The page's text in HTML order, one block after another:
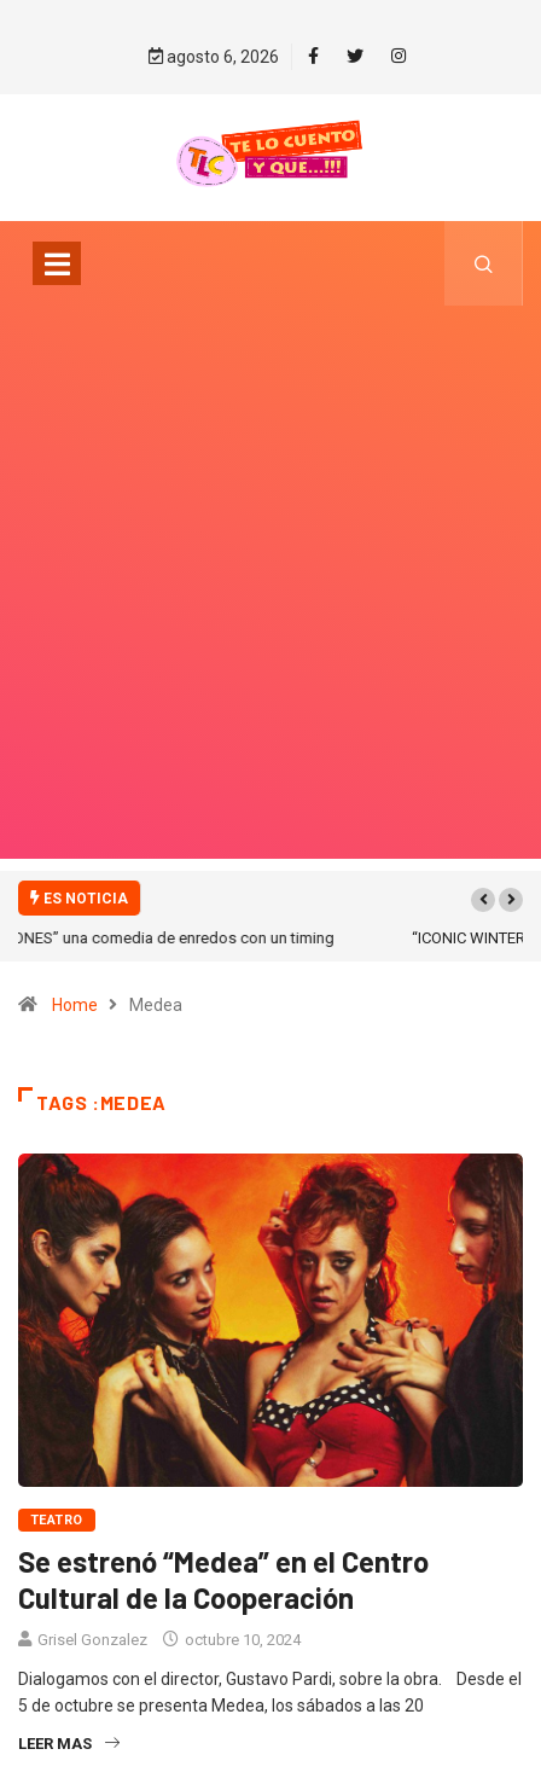
agosto 6, 2026
ES NOTICIA
“ICONIC WINTER” nuevas colecciones en Galerias pacifico!
Home Medea
TAGS :MEDEA
TEATRO
Se estrenó “Medea” en el Centro
Cultural de la Cooperación
Grisel Gonzalez octubre 10, 2024
Dialogamos con el director, Gustavo Pardi, sobre la obra. Desde el
5 de octubre se presenta Medea, los sábados a las 20
LEER MAS